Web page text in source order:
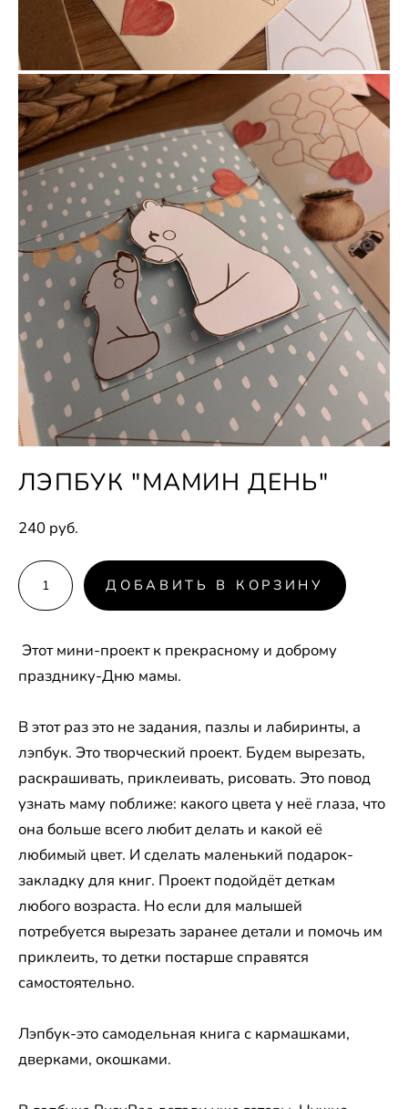
ЛЭПБУК "МАМИН ДЕНЬ"
240 pуб.
ДОБАВИТЬ В КОРЗИНУ
Этот мини-проект к прекрасному и доброму
празднику-Дню мамы.
В этот раз это не задания, пазлы и лабиринты, а
лэпбук. Это творческий проект. Будем вырезать,
раскрашивать, приклеивать, рисовать. Это повод
узнать маму поближе: какого цвета у неё глаза, что
она больше всего любит делать и какой её
любимый цвет. И сделать маленький подарок-
закладку для книг. Проект подойдёт деткам
любого возраста. Но если для малышей
потребуется вырезать заранее детали и помочь им
приклеить, то детки постарше справятся
самостоятельно.
Лэпбук-это самодельная книга с кармашками,
дверками, окошками.